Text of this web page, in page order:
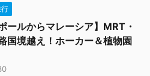
ールからマレーシア】MRT・
国境越え！ホーカー＆植物園